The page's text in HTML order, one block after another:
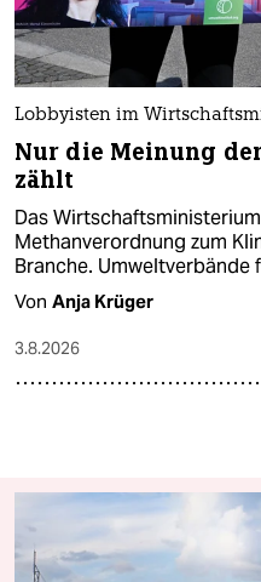
Lobbyisten im
Nur die Meinung
zählt
Das
Methanverordnung zum
Branche. Umweltverbände
Von Anja Krüger
3.8.2026